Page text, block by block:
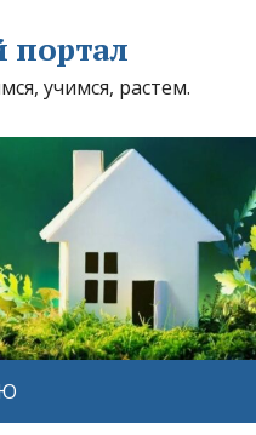
учимся, растем.